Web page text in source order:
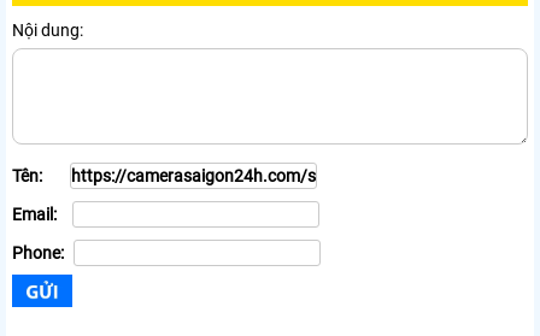
Nội dung:
Tên:
Email:
Phone: